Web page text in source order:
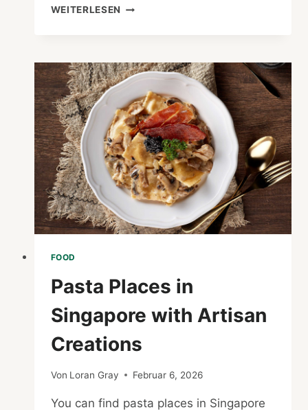
WEITERLESEN WIE
BITCOINS
40%-
ABSTURZ
PERFORMTE:
DER
VOLATILITÄTSTEST
FOOD
Pasta Places in
Singapore with Artisan
Creations
Von Loran Gray Februar 6, 2026
You can find pasta places in Singapore